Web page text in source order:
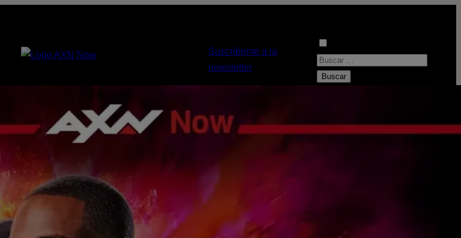
Suscribirme a la
newsletter
B
a